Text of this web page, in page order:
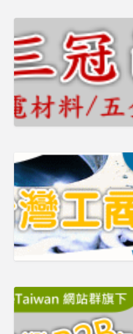
批
直
營，
保
證
大
發
價，
是
貨
批
發
創
業
的
好
冠
邑
水
電
金，
批
發
水
電
材
料
與
五
金
批
歡
迎
免
費
登
錄
台
灣
工
名
錄
網
免
費